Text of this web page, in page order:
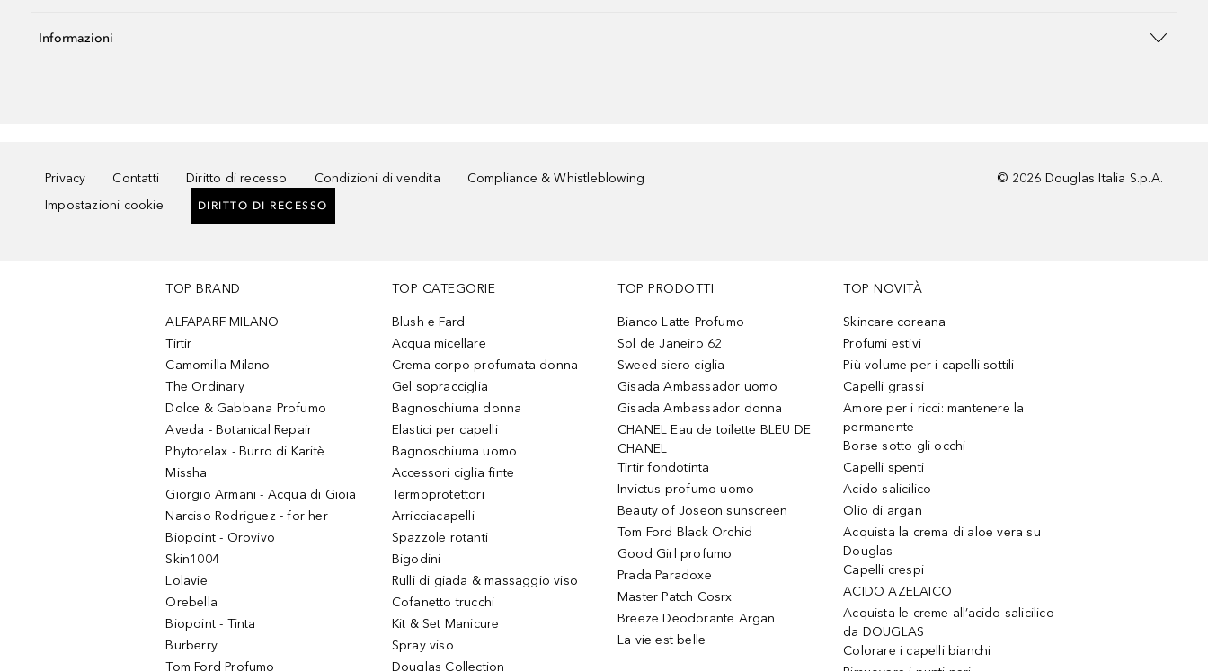
Informazioni
Privacy Contatti Diritto di recesso Condizioni di vendita
Compliance & Whistleblowing
Impostazioni cookie
DIRITTO DI RECESSO
© 2026 Douglas Italia S.p.A.
TOP BRAND
ALFAPARF MILANO
Tirtir
Camomilla Milano
The Ordinary
Dolce & Gabbana Profumo
Aveda - Botanical Repair
Phytorelax - Burro di Karitè
Missha
Giorgio Armani - Acqua di Gioia
Narciso Rodriguez - for her
Biopoint - Orovivo
Skin1004
Lolavie
Orebella
Biopoint - Tinta
Burberry
Tom Ford Profumo
TOP CATEGORIE
Blush e Fard
Acqua micellare
Crema corpo profumata donna
Gel sopracciglia
Bagnoschiuma donna
Elastici per capelli
Bagnoschiuma uomo
Accessori ciglia finte
Termoprotettori
Arricciacapelli
Spazzole rotanti
Bigodini
Rulli di giada & massaggio viso
Cofanetto trucchi
Kit & Set Manicure
Spray viso
Douglas Collection
TOP PRODOTTI
Bianco Latte Profumo
Sol de Janeiro 62
Sweed siero ciglia
Gisada Ambassador uomo
Gisada Ambassador donna
CHANEL Eau de toilette BLEU DE
CHANEL
Tirtir fondotinta
Invictus profumo uomo
Beauty of Joseon sunscreen
Tom Ford Black Orchid
Good Girl profumo
Prada Paradoxe
Master Patch Cosrx
Breeze Deodorante Argan
La vie est belle
TOP NOVITÀ
Skincare coreana
Profumi estivi
Più volume per i capelli sottili
Capelli grassi
Amore per i ricci: mantenere la
permanente
Borse sotto gli occhi
Capelli spenti
Acido salicilico
Olio di argan
Acquista la crema di aloe vera su
Douglas
Capelli crespi
ACIDO AZELAICO
Acquista le creme all’acido salicilico
da DOUGLAS
Colorare i capelli bianchi